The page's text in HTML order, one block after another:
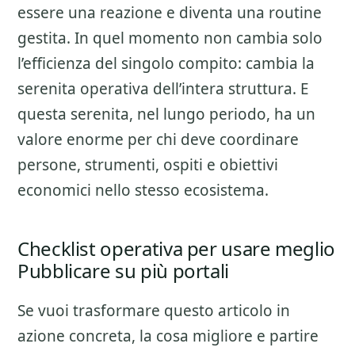
essere una reazione e diventa una routine
gestita. In quel momento non cambia solo
l’efficienza del singolo compito: cambia la
serenita operativa dell’intera struttura. E
questa serenita, nel lungo periodo, ha un
valore enorme per chi deve coordinare
persone, strumenti, ospiti e obiettivi
economici nello stesso ecosistema.
Checklist operativa per usare meglio
Pubblicare su più portali
Se vuoi trasformare questo articolo in
azione concreta, la cosa migliore e partire